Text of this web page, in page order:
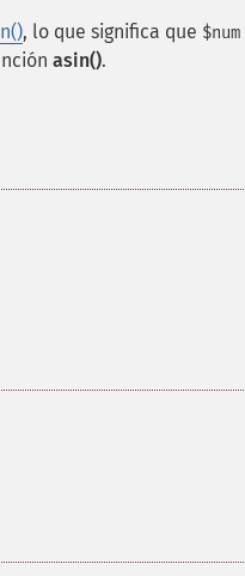
, lo que significa que $num
asin().